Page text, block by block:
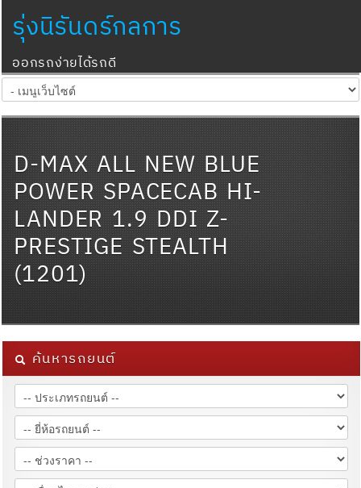
รุ่งนิรันดร์กลการ
ออกรถง่ายได้รถดี
D-MAX ALL NEW BLUE
POWER SPACECAB HI-
LANDER 1.9 DDI Z-
PRESTIGE STEALTH
(1201)
ค้นหารถยนต์